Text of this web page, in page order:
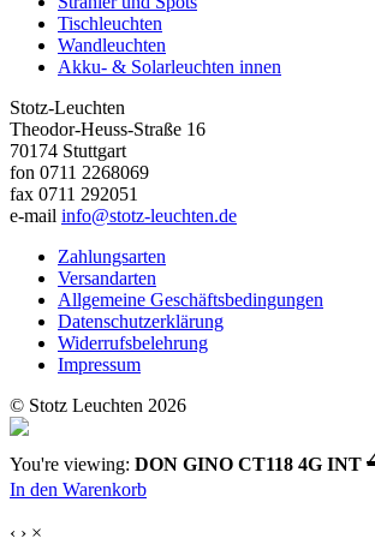
Tischleuchten
Wandleuchten
Akku- & Solarleuchten innen
Stotz-Leuchten
Theodor-Heuss-Straße 16
70174 Stuttgart
fon 0711 2268069
fax 0711 292051
e-mail info@stotz-leuchten.de
Zahlungsarten
Versandarten
Allgemeine Geschäftsbedingungen
Datenschutzerklärung
Widerrufsbelehrung
Impressum
© Stotz Leuchten 2026
You're viewing: DON GINO CT118 4G INT
In den Warenkorb
‹ › ×